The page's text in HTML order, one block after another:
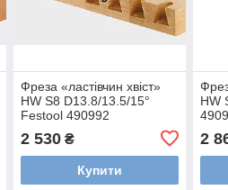
Фреза «ластівчин хвіст»
HW S8 D13.8/13.5/15°
Festool 490992
2 530₴
Купити
HW
2